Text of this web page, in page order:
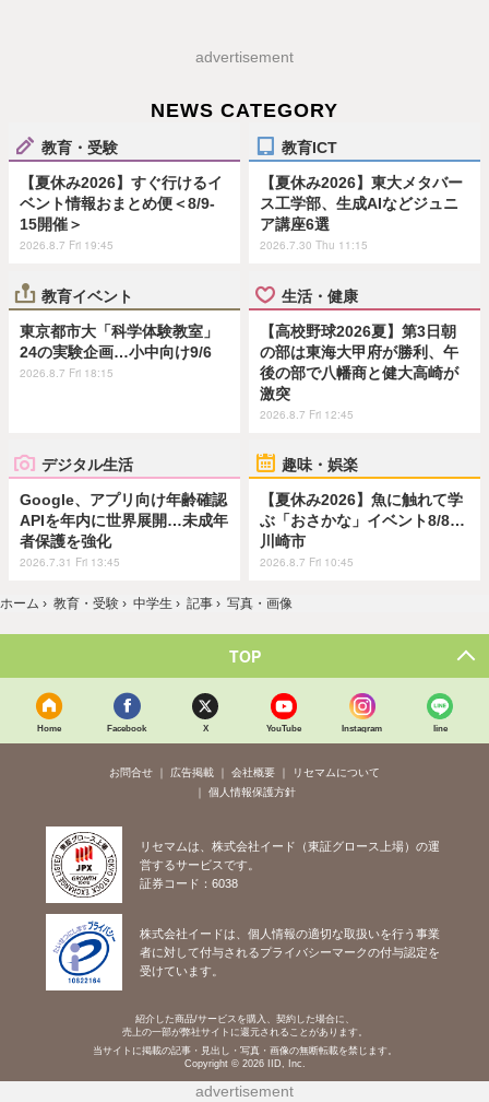
advertisement
NEWS CATEGORY
教育・受験
【夏休み2026】すぐ行けるイ
ベント情報おまとめ便＜8/9-
15開催＞
2026.8.7 Fri 19:45
教育ICT
【夏休み2026】東大メタバー
ス工学部、生成AIなどジュニ
ア講座6選
2026.7.30 Thu 11:15
教育イベント
東京都市大「科学体験教室」
24の実験企画…小中向け9/6
2026.8.7 Fri 18:15
生活・健康
【高校野球2026夏】第3日朝
の部は東海大甲府が勝利、午
後の部で八幡商と健大高崎が
激突
2026.8.7 Fri 12:45
デジタル生活
Google、アプリ向け年齢確認
APIを年内に世界展開…未成年
者保護を強化
2026.7.31 Fri 13:45
趣味・娯楽
【夏休み2026】魚に触れて学
ぶ「おさかな」イベント8/8…
川崎市
2026.8.7 Fri 10:45
ホーム › 教育・受験 › 中学生 › 記事 › 写真・画像
TOP
Home Facebook X YouTube Instagram line
お問合せ 広告掲載 会社概要
リセマムについて
個人情報保護方針
リセマムは、株式会社イード（東証グロース上場）の運
営するサービスです。
証券コード：6038
株式会社イードは、個人情報の適切な取扱いを行う事業
者に対して付与されるプライバシーマークの付与認定を
受けています。
紹介した商品/サービスを購入、契約した場合に、
売上の一部が弊社サイトに還元されることがあります。
当サイトに掲載の記事・見出し・写真・画像の無断転載を禁じます。
Copyright © 2026 IID, Inc.
advertisement